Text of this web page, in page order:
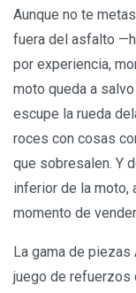
Aunque no te
fuera del asfalto
por experiencia,
moto queda a
escupe la rueda
roces con cosas
que sobresalen. Y
inferior de la moto,
momento de
La gama de piezas
juego de refuerzos